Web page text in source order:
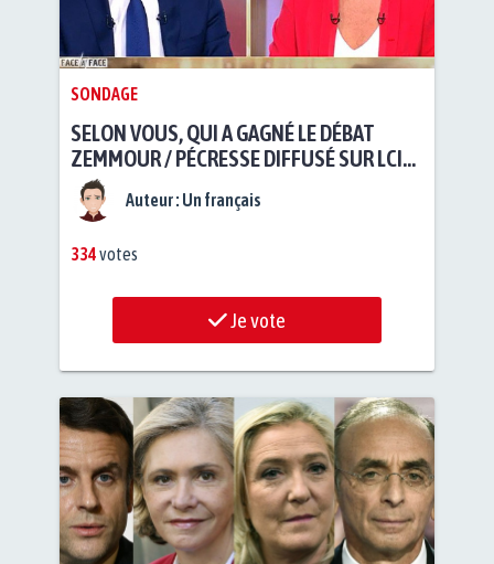
SONDAGE
SELON VOUS, QUI A GAGNÉ LE DÉBAT
ZEMMOUR / PÉCRESSE DIFFUSÉ SUR LCI
LE JEUDI 10 MARS 2022 ?
Auteur : Un français
334votes
Je vote